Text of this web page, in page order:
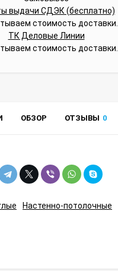
выдачи СДЭК (бесплатно)
стоимость доставки...
ТК Деловые Линии
стоимость доставки...
ОБЗОР ОТЗЫВЫ 0
Настенно-потолочные